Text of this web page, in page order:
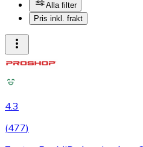
Alla filter
Pris inkl. frakt
4.3
(477)